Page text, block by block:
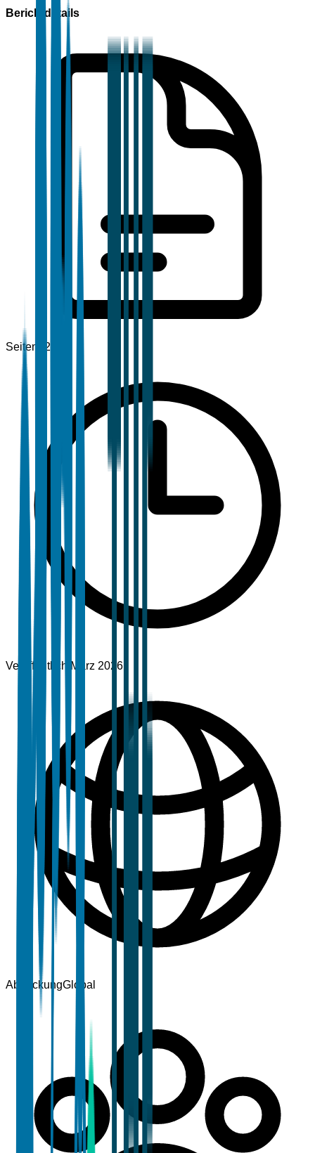
Berichtdetails
Seiten 120+
Veröffentlicht März 2026
AbdeckungGlobal